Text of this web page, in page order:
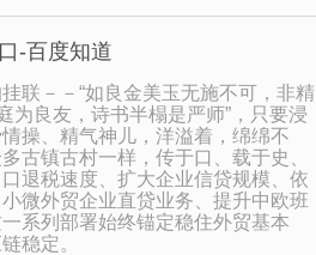
-百度知道
联－－“如良金美玉无施不可，非精
为良友，诗书半榻是严师”，只要浸
操、精气神儿，洋溢着，绵绵不
古镇古村一样，传于口、载于史、
退税速度、扩大企业信贷规模、依
微外贸企业直贷业务、提升中欧班
系列部署始终锚定稳住外贸基本
稳定。